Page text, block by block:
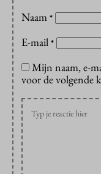
Naam *
E-mail *
Mijn naam, e-
voor de volgende